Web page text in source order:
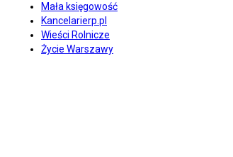
Mała księgowość
Kancelarierp.pl
Wieści Rolnicze
Życie Warszawy